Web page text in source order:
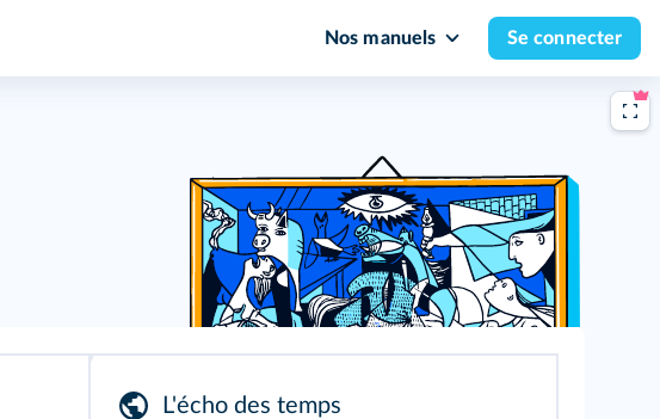
Nos manuels Se connecter
L'écho des temps